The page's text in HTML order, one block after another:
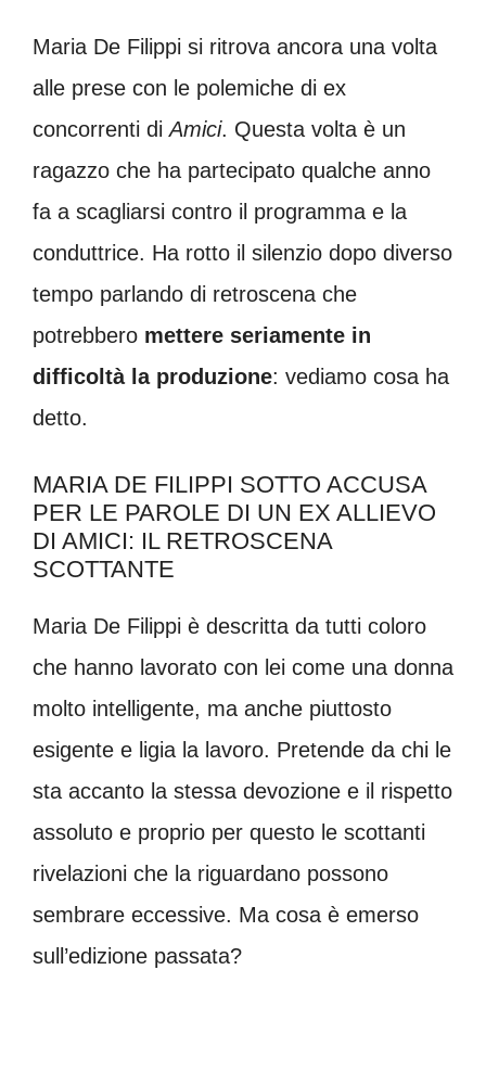
Maria De Filippi si ritrova ancora una volta
alle prese con le polemiche di ex
concorrenti diAmici. Questa volta è un
ragazzo che ha partecipato qualche anno
fa a scagliarsi contro il programma e la
conduttrice. Ha rotto il silenzio dopo diverso
tempo parlando di retroscena che
potrebbero mettere seriamente in
difficoltà la produzione: vediamo cosa ha
detto.
MARIA DE FILIPPI SOTTO ACCUSA
PER LE PAROLE DI UN EX ALLIEVO
DI AMICI: IL RETROSCENA
SCOTTANTE
Maria De Filippi è descritta da tutti coloro
che hanno lavorato con lei come una donna
molto intelligente, ma anche piuttosto
esigente e ligia la lavoro. Pretende da chi le
sta accanto la stessa devozione e il rispetto
assoluto e proprio per questo le scottanti
rivelazioni che la riguardano possono
sembrare eccessive. Ma cosa è emerso
sull’edizione passata?